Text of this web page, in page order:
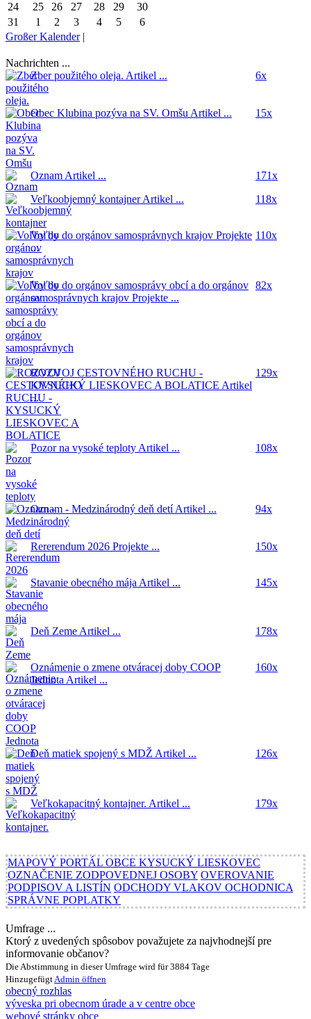
24
25 26 27 28 29
30
31
1 2 3 4 5
6
Großer Kalender|
Nachrichten ...
Zber použitého oleja. Artikel ... 6x
Obec Klubina pozýva na SV. Omšu Artikel ... 15x
Oznam Artikel ...
171x
Veľkoobjemný kontajnerArtikel ... 118x
Voľby do orgánov samosprávnych krajov Projekte
...
110x
Voľby do orgánov samosprávy obcí a do orgánov
samosprávnych krajov Projekte ...
82x
ROZVOJ CESTOVNÉHO RUCHU -
KYSUCKÝ LIESKOVEC A BOLATICE Artikel
...
129x
Pozor na vysoké teploty Artikel ... 108x
Oznam - Medzinárodný deň detíArtikel ... 94x
Rererendum 2026 Projekte ... 150x
Stavanie obecného mája Artikel ... 145x
Deň Zeme Artikel ... 178x
Oznámenie o zmene otváracej doby COOP
Jednota Artikel ...
160x
Deň matiek spojený s MDŽ Artikel ... 126x
Veľkokapacitný kontajner. Artikel ... 179x
MAPOVÝ PORTÁL OBCE KYSUCKÝ LIESKOVEC
OZNAČENIE ZODPOVEDNEJ OSOBY OVEROVANIE
PODPISOV A LISTÍN ODCHODY VLAKOV OCHODNICA
SPRÁVNE POPLATKY
Umfrage ...
Ktorý z uvedených spôsobov považujete za najvhodnejší pre
informovanie občanov?
Die Abstimmung in dieser Umfrage wird für 3884 Tage
HinzugefügtAdmin öffnen
obecný rozhlas
výveska pri obecnom úrade a v centre obce
webové stránky obce